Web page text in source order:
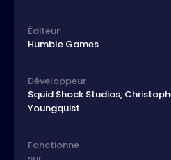
Éditeur
Humble Games
Développeur
Squid Shock Studios,
Youngquist
Fonctionne